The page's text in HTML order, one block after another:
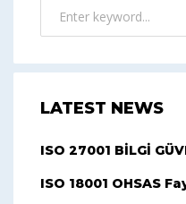
LATEST NEWS
ISO 27001 BİLGİ
ISO 18001 OHSAS